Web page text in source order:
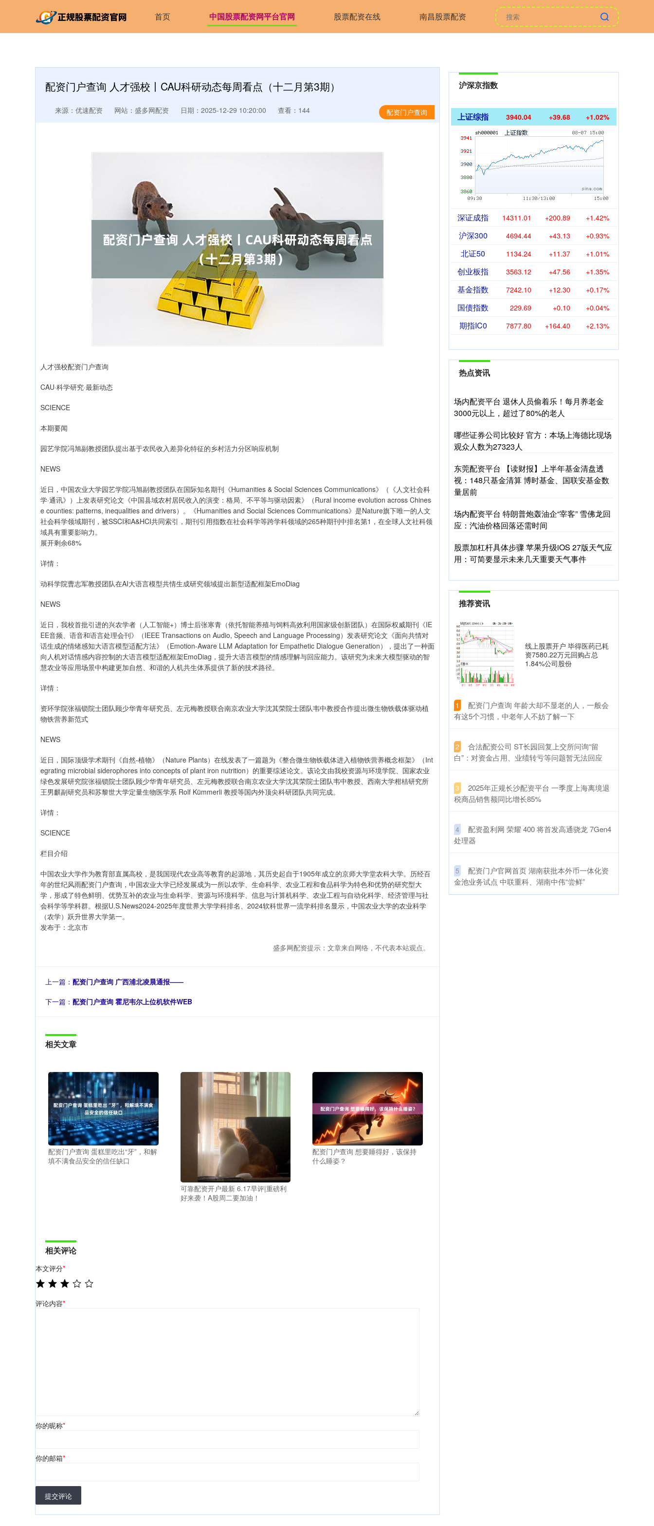
首页 中国股票配资网平台官网 股票配资在线 南昌股票配资
配资门户查询 人才强校丨CAU科研动态每周看点（十二月第3期）
配资门户查询
来源：优速配资 网站：盛多网配资 日期：2025-12-29 10:20:00 查看：144
人才强校配资门户查询
CAU·科学研究·最新动态
SCIENCE
本期要闻
园艺学院冯旭副教授团队提出基于农民收入差异化特征的乡村活力分区响应机制
NEWS
近日，中国农业大学园艺学院冯旭副教授团队在国际知名期刊《Humanities & Social Sciences Communications》（《人文社会科
学·通讯》）上发表研究论文《中国县域农村居民收入的演变：格局、不平等与驱动因素》（Rural income evolution across Chines
e counties: patterns, inequalities and drivers）。《Humanities and Social Sciences Communications》是Nature旗下唯一的人文
社会科学领域期刊，被SSCI和A&HCI共同索引，期刊引用指数在社会科学等跨学科领域的265种期刊中排名第1，在全球人文社科领
域具有重要影响力。
展开剩余68%
详情：
动科学院曹志军教授团队在AI大语言模型共情生成研究领域提出新型适配框架EmoDiag
NEWS
近日，我校首批引进的兴农学者（人工智能+）博士后张寒青（依托智能养殖与饲料高效利用国家级创新团队）在国际权威期刊《IE
EE音频、语音和语言处理会刊》（IEEE Transactions on Audio, Speech and Language Processing）发表研究论文《面向共情对
话生成的情绪感知大语言模型适配方法》（Emotion-Aware LLM Adaptation for Empathetic Dialogue Generation），提出了一种面
向人机对话情感内容控制的大语言模型适配框架EmoDiag，提升大语言模型的情感理解与回应能力。该研究为未来大模型驱动的智
慧农业等应用场景中构建更加自然、和谐的人机共生体系提供了新的技术路径。
详情：
资环学院张福锁院士团队顾少华青年研究员、左元梅教授联合南京农业大学沈其荣院士团队韦中教授合作提出微生物铁载体驱动植
物铁营养新范式
NEWS
近日，国际顶级学术期刊《自然-植物》（Nature Plants）在线发表了一篇题为《整合微生物铁载体进入植物铁营养概念框架》（Int
egrating microbial siderophores into concepts of plant iron nutrition）的重要综述论文。该论文由我校资源与环境学院、国家农业
绿色发展研究院张福锁院士团队顾少华青年研究员、左元梅教授联合南京农业大学沈其荣院士团队韦中教授、西南大学柑桔研究所
王男麒副研究员和苏黎世大学定量生物医学系 Rolf Kümmerli 教授等国内外顶尖科研团队共同完成。
详情：
SCIENCE
栏目介绍
中国农业大学作为教育部直属高校，是我国现代农业高等教育的起源地，其历史起自于1905年成立的京师大学堂农科大学。历经百
年的世纪风雨配资门户查询，中国农业大学已经发展成为一所以农学、生命科学、农业工程和食品科学为特色和优势的研究型大
学，形成了特色鲜明、优势互补的农业与生命科学、资源与环境科学、信息与计算机科学、农业工程与自动化科学、经济管理与社
会科学等学科群。根据U.S.News2024-2025年度世界大学学科排名、2024软科世界一流学科排名显示，中国农业大学的农业科学
（农学）跃升世界大学第一。
发布于：北京市
盛多网配资提示：文章来自网络，不代表本站观点。
上一篇： 配资门户查询 广西浦北凌晨通报——
下一篇： 配资门户查询 霍尼韦尔上位机软件WEB
相关文章
配资门户查询 蛋糕里吃出“牙”，和解
填不满食品安全的信任缺口
可靠配资开户最新 6.17早评|重磅利
好来袭！A股周二要加油！
配资门户查询 想要睡得好，该保持
什么睡姿？
相关评论
本文评分*
评论内容*
你的昵称*
你的邮箱*
提交评论
沪深京指数
上证综指 3940.04 +39.68 +1.02%
深证成指 14311.01 +200.89 +1.42%
沪深300 4694.44 +43.13 +0.93%
北证50 1134.24 +11.37 +1.01%
创业板指 3563.12 +47.56 +1.35%
基金指数 7242.10 +12.30 +0.17%
国债指数 229.69 +0.10 +0.04%
期指IC0 7877.80 +164.40 +2.13%
热点资讯
场内配资平台 退休人员偷着乐！每月养老金
3000元以上，超过了80%的老人
哪些证券公司比较好 官方：本场上海德比现场
观众人数为27323人
东莞配资平台 【读财报】上半年基金清盘透
视：148只基金清算 博时基金、国联安基金数
量居前
场内配资平台 特朗普炮轰油企“宰客” 雪佛龙回
应：汽油价格回落还需时间
股票加杠杆具体步骤 苹果升级iOS 27版天气应
用：可简要显示未来几天重要天气事件
推荐资讯
线上股票开户 毕得医药已耗
资7580.22万元回购占总
1.84%公司股份
1
​配资门户查询 年龄大却不显老的人，一般会
有这5个习惯，中老年人不妨了解一下
2
​合法配资公司 ST长园回复上交所问询“留
白”：对资金占用、业绩转亏等问题暂无法回应
3
​2025年正规长沙配资平台 一季度上海离境退
税商品销售额同比增长85%
4
​配资盈利网 荣耀 400 将首发高通骁龙 7Gen4
处理器
5
​配资门户官网首页 湖南获批本外币一体化资
金池业务试点 中联重科、湖南中伟“尝鲜”